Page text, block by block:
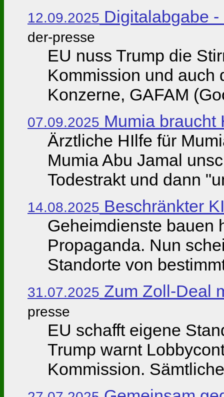
12.09.2025 Digitalabgabe
der-presse
EU nuss Trump die
Kommission und auch
Konzerne, GAFAM
07.09.2025 Mumia braucht
Ärztliche HIlfe für
Mumia Abu Jamal
Todestrakt und dann
14.08.2025 Beschränkter
Geheimdienste bauen
Propaganda. Nun
Standorte von
31.07.2025 Zum Zoll-Deal
presse
EU schafft eigene
Trump warnt
Kommission.